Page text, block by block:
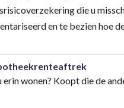
die u
en te bezien hoe
wonen? Koopt die de